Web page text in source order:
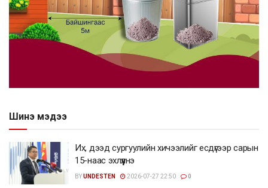
Шинэ мэдээ
Их, дээд сургуулийн хичээлийг есдүгээр сарын
15-наас эхлүүлнэ
BYUNDESTEN 2026-07-27 22:50 0